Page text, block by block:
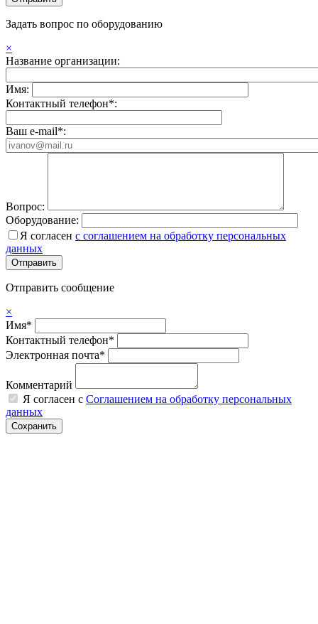
Задать вопрос по оборудованию
×
Название организации:
Имя:
Контактный телефон*:
Ваш e-mail*:
Вопрос:
Оборудование:
Я согласен с соглашением на обработку персональных
данных
Отправить сообщение
×
Имя*
Контактный телефон*
Электронная почта*
Комментарий
Я согласен с Соглашением на обработку персональных
данных